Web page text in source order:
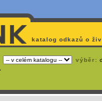
katalog odkazů o
výběr: